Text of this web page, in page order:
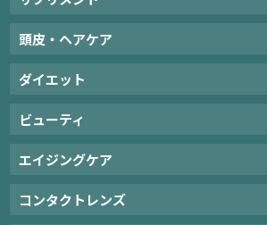
頭皮・ヘアケア
ダイエット
ビューティ
エイジングケア
コンタクトレンズ